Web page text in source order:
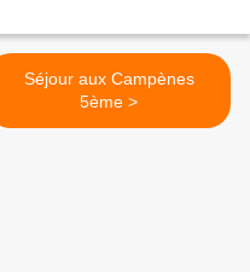
Séjour aux Campènes
5ème >